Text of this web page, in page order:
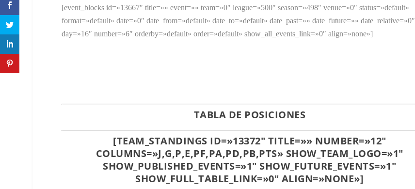
[event_blocks id=»13667″ title=»» event=»» team=»0″ league=»500″ season=»498″ venue=»0″ status=»default»
format=»default» date=»0″ date_from=»default» date_to=»default» date_past=»» date_future=»» date_relative=»0″
day=»16″ number=»6″ orderby=»default» order=»default» show_all_events_link=»0″ align=»none»]
TABLA DE POSICIONES
[TEAM_STANDINGS ID=»13372″ TITLE=»» NUMBER=»12″
COLUMNS=»J,G,P,E,PF,PA,PD,PB,PTS» SHOW_TEAM_LOGO=»1″
SHOW_PUBLISHED_EVENTS=»1″ SHOW_FUTURE_EVENTS=»1″
SHOW_FULL_TABLE_LINK=»0″ ALIGN=»NONE»]